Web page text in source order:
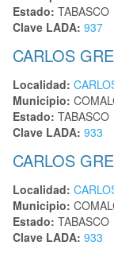
Estado: TABASCO
Clave LADA: 937
CARLOS
Localidad:
Municipio:
Estado: TABASCO
Clave LADA: 933
CARLOS
Localidad:
Municipio:
Estado: TABASCO
Clave LADA: 933